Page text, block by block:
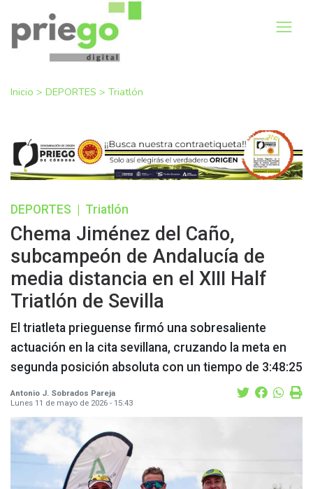
Inicio > DEPORTES > Triatlón
DEPORTES Triatlón
Chema Jiménez del Caño,
subcampeón de Andalucía de
media distancia en el XIII Half
Triatlón de Sevilla
El triatleta prieguense firmó una sobresaliente
actuación en la cita sevillana, cruzando la meta en
segunda posición absoluta con un tiempo de 3:48:25
Antonio J. Sobrados Pareja
Lunes 11 de mayo de 2026 - 15:43